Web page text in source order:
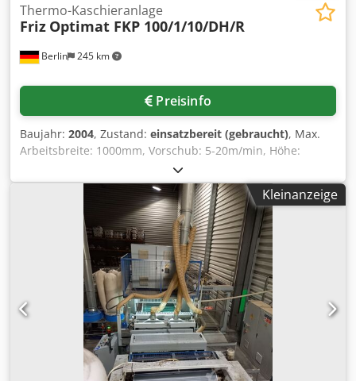
Berlin 245 km
Thermo-Kaschieranlage
Friz Optimat FKP 100/1/10/DH/R
Preisinfo
Baujahr: 2004, Zustand: einsatzbereit (gebraucht), Max.
Arbeitsbreite: 1000mm, Vorschub: 5-20m/min, Höhe:
2200mm, Länge: 4000mm, Gewicht: 3,3t, mit
Dokumentation, wurde regelmäßig gewartet. Dcedpfoi E
Kleinanzeige